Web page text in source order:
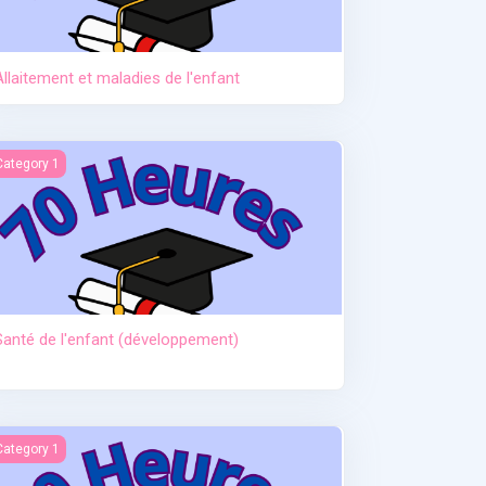
et maladies de l'enfant
de l'enfant (développement)
1
de l'enfant (développement)
et hypoglycémie
1